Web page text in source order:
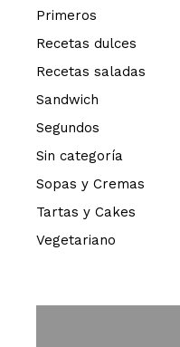
Primeros
Recetas dulces
Recetas saladas
Sandwich
Segundos
Sin categoría
Sopas y Cremas
Tartas y Cakes
Vegetariano